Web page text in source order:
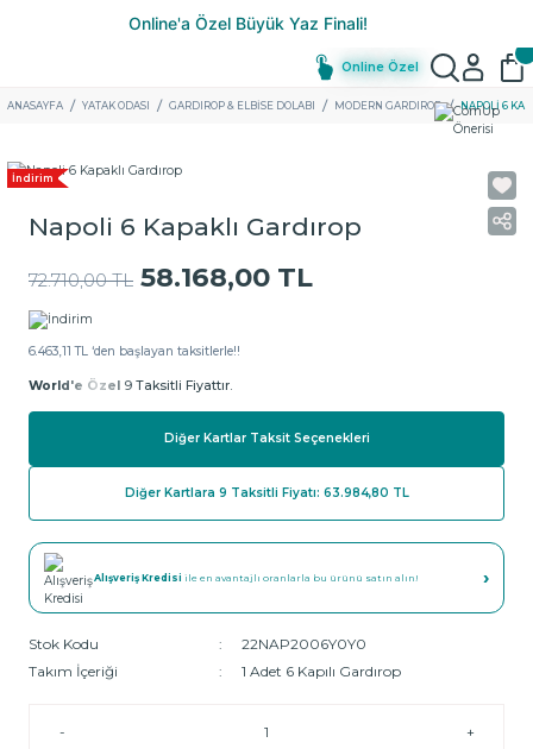
Online Özel
ANASAYFA YATAK ODASI GARDIROP & ELBISE DOLABI MODERN GARDIROP NAPOLI 6
İndirim
Napoli 6 Kapaklı Gardırop
72.710,00 TL 58.168,00 TL
6.463,11 TL ‘den başlayan taksitlerle!!
World'e Özel 9 Taksitli Fiyattır.
Diğer Kartlar Taksit Seçenekleri
Diğer Kartlara 9 Taksitli Fiyatı: 63.984,80 TL
Alışveriş Kredisi ile en avantajlı oranlarla bu ürünü satın alın! ›
Stok Kodu
22NAP2006Y0Y0
Takım İçeriği
1 Adet 6 Kapılı Gardırop
- +